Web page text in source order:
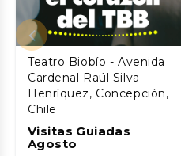
Teatro Biobío - Avenida
Cardenal Raúl Silva
Henríquez, Concepción,
Chile
Visitas Guiadas
Agosto